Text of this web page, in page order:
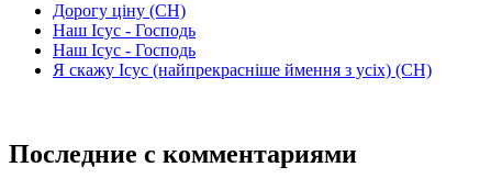
Дорогу ціну (СН)
Наш Ісус - Господь
Наш Ісус - Господь
Я скажу Ісус (найпрекрасніше ймення з усіх) (СН)
Последние с комментариями